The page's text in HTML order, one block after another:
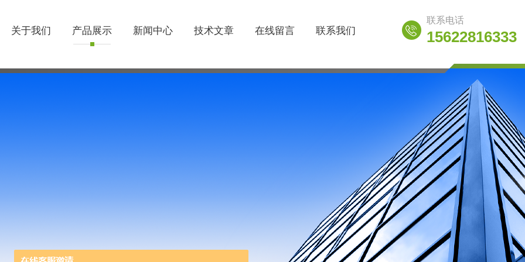
关于我们 产品展示 新闻中心 技术文章 在线留言 联系我们
联系电话
15622816333